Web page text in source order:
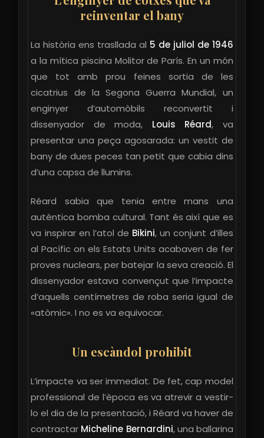
Ves al
contingut
reinventar el bany
La història ens trasllada al 5 de juliol de 1946
a la mítica piscina Molitor de París. En un món
que tot amb prou feines sortia de les
cicatrius de la Segona Guerra Mundial, un
enginyer d’automòbils reconvertit i
dissenyador de moda, Louis Réard, va
presentar una peça agosarada: un vestit de
bany de dues peces tan petit que cabia dins
d’una capsa de llumins.
Réard sabia que tenia entre mans una
autèntica bomba cultural. Tant és així que es
va inspirar en l’atol de Bikini, un conjunt d’illes
al Pacífic on els Estats Units acabaven de fer
proves nuclears, per batejar la seva creació. El
dissenyador estava convençut que l’impacte
d’aquells centímetres de roba seria igual de
«atòmic». I no es va equivocar.
Un escàndol prohibit
L’impacte va ser immediat. De fet, cap model
professional de l’època es va atrevir a vestir-
lo el dia de la presentació, i Réard va haver de
contractar Micheline Bernardini, una ballarina